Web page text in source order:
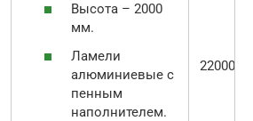
Высота – 2000
мм.
Ламели
алюминиевые с
пенным
наполнителем.
22000